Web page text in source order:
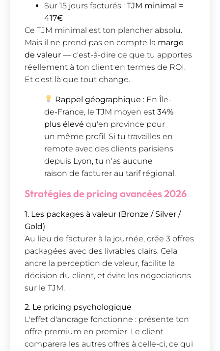
Sur 15 jours facturés : TJM minimal =
417€
Ce TJM minimal est ton plancher absolu.
Mais il ne prend pas en compte la marge
de valeur — c'est-à-dire ce que tu apportes
réellement à ton client en termes de ROI.
Et c'est là que tout change.
Rappel géographique : En Île-
de-France, le TJM moyen est 34%
plus élevé qu'en province pour
un même profil. Si tu travailles en
remote avec des clients parisiens
depuis Lyon, tu n'as aucune
raison de facturer au tarif régional.
Stratégies de pricing avancées 2026
1. Les packages à valeur (Bronze / Silver /
Gold)
Au lieu de facturer à la journée, crée 3 offres
packagées avec des livrables clairs. Cela
ancre la perception de valeur, facilite la
décision du client, et évite les négociations
sur le TJM.
2. Le pricing psychologique
L'effet d'ancrage fonctionne : présente ton
offre premium en premier. Le client
comparera les autres offres à celle-ci, ce qui